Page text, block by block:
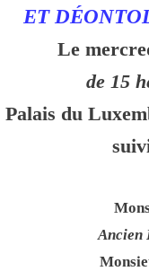
ET
Le
de 15
Palais du
Ancien